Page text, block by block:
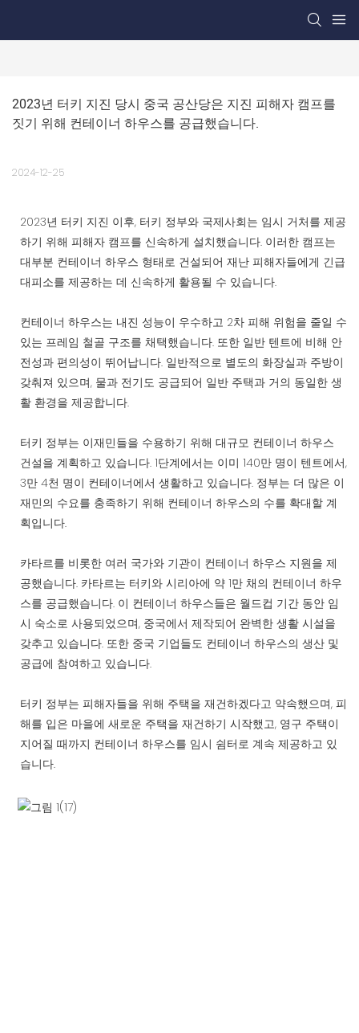
2023년 터키 지진 당시 중국 공산당은 지진 피해자 캠프를
짓기 위해 컨테이너 하우스를 공급했습니다.
2024-12-25
2023년 터키 지진 이후, 터키 정부와 국제사회는 임시 거처를 제공
하기 위해 피해자 캠프를 신속하게 설치했습니다. 이러한 캠프는
대부분 컨테이너 하우스 형태로 건설되어 재난 피해자들에게 긴급
대피소를 제공하는 데 신속하게 활용될 수 있습니다.
컨테이너 하우스는 내진 성능이 우수하고 2차 피해 위험을 줄일 수
있는 프레임 철골 구조를 채택했습니다. 또한 일반 텐트에 비해 안
전성과 편의성이 뛰어납니다. 일반적으로 별도의 화장실과 주방이
갖춰져 있으며, 물과 전기도 공급되어 일반 주택과 거의 동일한 생
활 환경을 제공합니다.
터키 정부는 이재민들을 수용하기 위해 대규모 컨테이너 하우스
건설을 계획하고 있습니다. 1단계에서는 이미 140만 명이 텐트에서,
3만 4천 명이 컨테이너에서 생활하고 있습니다. 정부는 더 많은 이
재민의 수요를 충족하기 위해 컨테이너 하우스의 수를 확대할 계
획입니다.
카타르를 비롯한 여러 국가와 기관이 컨테이너 하우스 지원을 제
공했습니다. 카타르는 터키와 시리아에 약 1만 채의 컨테이너 하우
스를 공급했습니다. 이 컨테이너 하우스들은 월드컵 기간 동안 임
시 숙소로 사용되었으며, 중국에서 제작되어 완벽한 생활 시설을
갖추고 있습니다. 또한 중국 기업들도 컨테이너 하우스의 생산 및
공급에 참여하고 있습니다.
터키 정부는 피해자들을 위해 주택을 재건하겠다고 약속했으며, 피
해를 입은 마을에 새로운 주택을 재건하기 시작했고, 영구 주택이
지어질 때까지 컨테이너 하우스를 임시 쉼터로 계속 제공하고 있
습니다.